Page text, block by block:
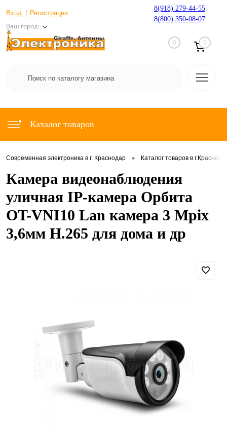
Вход Регистрация
Ваш город:
8(918) 279-44-55
8(800) 350-08-07
0 0
Каталог товаров
Современная электроника в г. Краснодар • Каталог товаров в
Камера видеонаблюдения
уличная IP-камера Орбита
OT-VNI10 Lan камера 3 Mpix
3,6мм H.265 для дома и др